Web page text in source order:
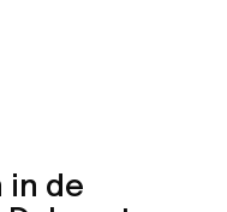
in de